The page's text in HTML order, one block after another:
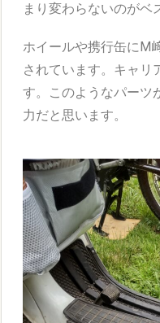
まり変わらないのがベ
ホイールや携行缶にM
されています。キャリ
す。このようなパーツ
力だと思います。